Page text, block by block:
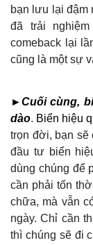
bạn lưu lại đậm
đã trải
comeback lại
cũng là một sự
►Cuối cùng,
dào. Biển hiệu
trọn đời, bạn sẽ
đầu tư biển
dùng chúng để
cần phải tốn
chữa, mà vẫn
ngày. Chỉ cần
thì chúng sẽ đi